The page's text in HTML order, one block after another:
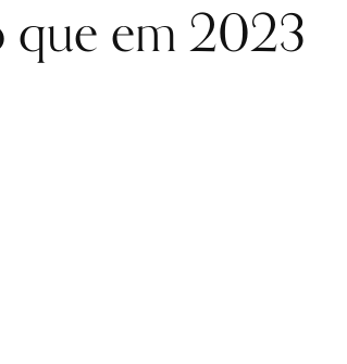
que em 2023